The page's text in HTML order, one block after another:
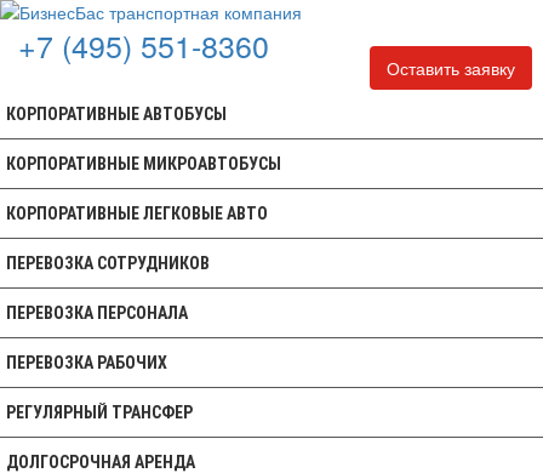
Оставить заявку
КОРПОРАТИВНЫЕ АВТОБУСЫ
КОРПОРАТИВНЫЕ МИКРОАВТОБУСЫ
КОРПОРАТИВНЫЕ ЛЕГКОВЫЕ АВТО
ПЕРЕВОЗКА СОТРУДНИКОВ
ПЕРЕВОЗКА ПЕРСОНАЛА
ПЕРЕВОЗКА РАБОЧИХ
РЕГУЛЯРНЫЙ ТРАНСФЕР
ДОЛГОСРОЧНАЯ АРЕНДА
+7 (495) 551-8360